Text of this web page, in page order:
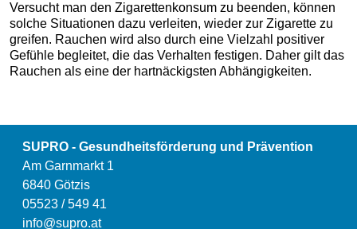
Versucht man den Zigarettenkonsum zu beenden, können
solche Situationen dazu verleiten, wieder zur Zigarette zu
greifen. Rauchen wird also durch eine Vielzahl positiver
Gefühle begleitet, die das Verhalten festigen. Daher gilt das
Rauchen als eine der hartnäckigsten Abhängigkeiten.
SUPRO - Gesundheitsförderung und Prävention
Am Garnmarkt 1
6840 Götzis
05523 / 549 41
info@supro.at